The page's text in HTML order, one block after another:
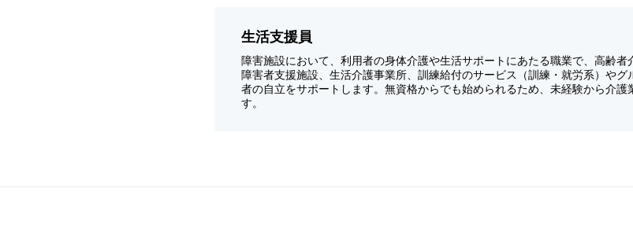
生活支援員
障害施設において、利用者の身体介護や生活サポートにあたる職業で、高齢者
障害者支援施設、生活介護事業所、訓練給付のサービス（訓練・就労系）や
者の自立をサポートします。無資格からでも始められるため、未経験から介
す。